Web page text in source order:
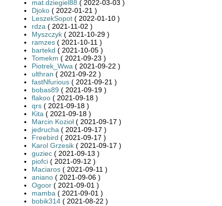
mat.dziegiel88 ( 2022-03-03 )
Djoko ( 2022-01-21 )
LeszekSopot ( 2022-01-10 )
rdza ( 2021-11-02 )
Myszczyk ( 2021-10-29 )
ramzes ( 2021-10-11 )
bartekd ( 2021-10-05 )
Tomekm ( 2021-09-23 )
Piotrek_Wwa ( 2021-09-22 )
ulthran ( 2021-09-22 )
fastNfurious ( 2021-09-21 )
bobas89 ( 2021-09-19 )
flakoo ( 2021-09-18 )
qrs ( 2021-09-18 )
Kita ( 2021-09-18 )
Marcin Kozioł ( 2021-09-17 )
jedrucha ( 2021-09-17 )
Freebird ( 2021-09-17 )
Karol Grzesik ( 2021-09-17 )
guziec ( 2021-09-13 )
piofci ( 2021-09-12 )
Maciaros ( 2021-09-11 )
aniano ( 2021-09-06 )
Ogoor ( 2021-09-01 )
mamba ( 2021-09-01 )
bobik314 ( 2021-08-22 )